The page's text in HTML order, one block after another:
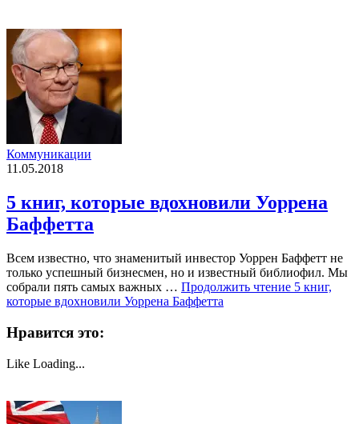
Коммуникации
11.05.2018
5 книг, которые вдохновили Уоррена
Баффетта
Всем известно, что знаменитый инвестор Уоррен Баффетт не
только успешный бизнесмен, но и известный библиофил. Мы
собрали пять самых важных … Продолжить чтение 5 книг,
которые вдохновили Уоррена Баффетта
Нравится это:
Like Loading...